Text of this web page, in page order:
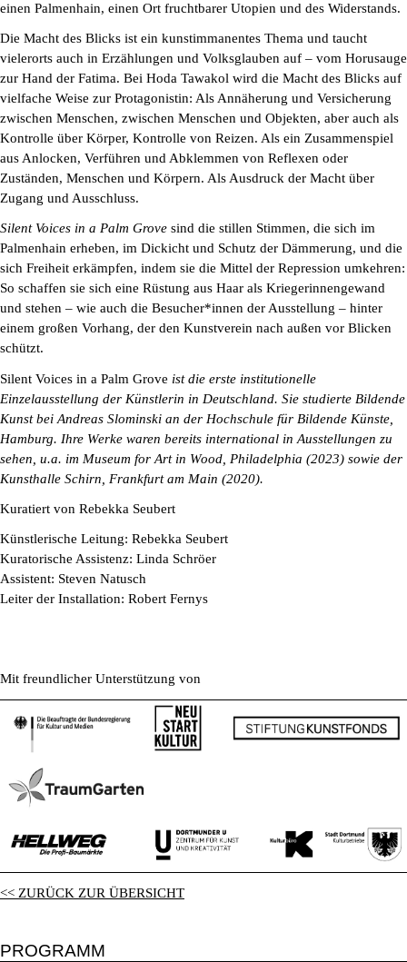
einen Palmenhain, einen Ort fruchtbarer Utopien und des Widerstands.
Die Macht des Blicks ist ein kunstimmanentes Thema und taucht
vielerorts auch in Erzählungen und Volksglauben auf – vom Horusauge
zur Hand der Fatima. Bei Hoda Tawakol wird die Macht des Blicks auf
vielfache Weise zur Protagonistin: Als Annäherung und Versicherung
zwischen Menschen, zwischen Menschen und Objekten, aber auch als
Kontrolle über Körper, Kontrolle von Reizen. Als ein Zusammenspiel
aus Anlocken, Verführen und Abklemmen von Reflexen oder
Zuständen, Menschen und Körpern. Als Ausdruck der Macht über
Zugang und Ausschluss.
Silent Voices in a Palm Grove sind die stillen Stimmen, die sich im
Palmenhain erheben, im Dickicht und Schutz der Dämmerung, und die
sich Freiheit erkämpfen, indem sie die Mittel der Repression umkehren:
So schaffen sie sich eine Rüstung aus Haar als Kriegerinnengewand
und stehen – wie auch die Besucher*innen der Ausstellung – hinter
einem großen Vorhang, der den Kunstverein nach außen vor Blicken
schützt.
Silent Voices in a Palm Grove ist die erste institutionelle
Einzelausstellung der Künstlerin in Deutschland. Sie studierte Bildende
Kunst bei Andreas Slominski an der Hochschule für Bildende Künste,
Hamburg. Ihre Werke waren bereits international in Ausstellungen zu
sehen, u.a. im Museum for Art in Wood, Philadelphia (2023) sowie der
Kunsthalle Schirn, Frankfurt am Main (2020).
Kuratiert von Rebekka Seubert
Künstlerische Leitung: Rebekka Seubert
Kuratorische Assistenz: Linda Schröer
Assistent: Steven Natusch
Leiter der Installation: Robert Fernys
Mit freundlicher Unterstützung von
<< ZURÜCK ZUR ÜBERSICHT
PROGRAMM